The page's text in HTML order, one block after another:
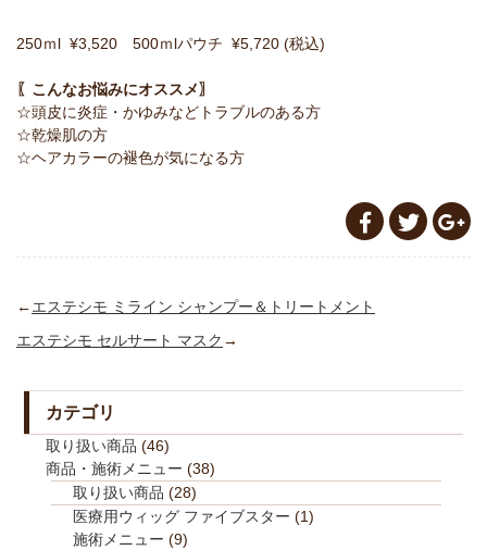
250ｍl ¥3,520 500ｍlパウチ ¥5,720 (税込)
〖こんなお悩みにオススメ〗
☆頭皮に炎症・かゆみなどトラブルのある方
☆乾燥肌の方
☆ヘアカラーの褪色が気になる方
←エステシモ ミライン シャンプー＆トリートメント
エステシモ セルサート マスク →
カテゴリ
取り扱い商品 (46)
商品・施術メニュー (38)
取り扱い商品 (28)
医療用ウィッグ ファイブスター (1)
施術メニュー (9)